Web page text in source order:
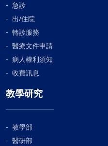
急診
出/住院
轉診服務
醫療文件申請
病人權利須知
收費訊息
教學研究
教學部
醫研部